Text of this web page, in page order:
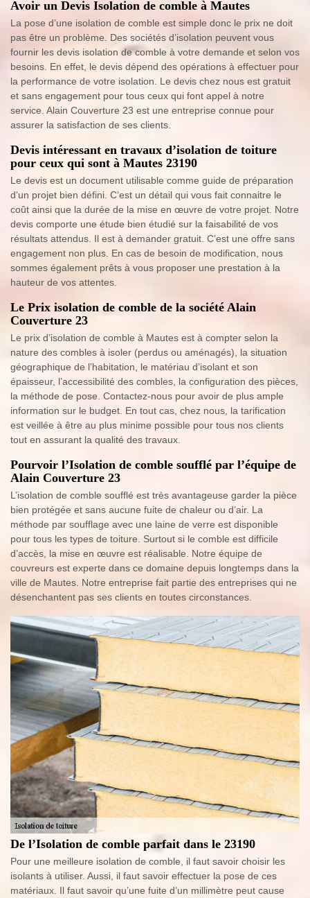
Avoir un Devis Isolation de comble à Mautes
La pose d’une isolation de comble est simple donc le prix ne doit
pas être un problème. Des sociétés d’isolation peuvent vous
fournir les devis isolation de comble à votre demande et selon vos
besoins. En effet, le devis dépend des opérations à effectuer pour
la performance de votre isolation. Le devis chez nous est gratuit
et sans engagement pour tous ceux qui font appel à notre
service. Alain Couverture 23 est une entreprise connue pour
assurer la satisfaction de ses clients.
Devis intéressant en travaux d’isolation de toiture
pour ceux qui sont à Mautes 23190
Le devis est un document utilisable comme guide de préparation
d’un projet bien défini. C’est un détail qui vous fait connaitre le
coût ainsi que la durée de la mise en œuvre de votre projet. Notre
devis comporte une étude bien étudié sur la faisabilité de vos
résultats attendus. Il est à demander gratuit. C’est une offre sans
engagement non plus. En cas de besoin de modification, nous
sommes également prêts à vous proposer une prestation à la
hauteur de vos attentes.
Le Prix isolation de comble de la société Alain
Couverture 23
Le prix d’isolation de comble à Mautes est à compter selon la
nature des combles à isoler (perdus ou aménagés), la situation
géographique de l’habitation, le matériau d’isolant et son
épaisseur, l’accessibilité des combles, la configuration des pièces,
la méthode de pose. Contactez-nous pour avoir de plus ample
information sur le budget. En tout cas, chez nous, la tarification
est veillée à être au plus minime possible pour tous nos clients
tout en assurant la qualité des travaux.
Pourvoir l’Isolation de comble soufflé par l’équipe de
Alain Couverture 23
L’isolation de comble soufflé est très avantageuse garder la pièce
bien protégée et sans aucune fuite de chaleur ou d’air. La
méthode par soufflage avec une laine de verre est disponible
pour tous les types de toiture. Surtout si le comble est difficile
d’accès, la mise en œuvre est réalisable. Notre équipe de
couvreurs est experte dans ce domaine depuis longtemps dans la
ville de Mautes. Notre entreprise fait partie des entreprises qui ne
désenchantent pas ses clients en toutes circonstances.
De l’Isolation de comble parfait dans le 23190
Pour une meilleure isolation de comble, il faut savoir choisir les
isolants à utiliser. Aussi, il faut savoir effectuer la pose de ces
matériaux. Il faut savoir qu’une fuite d’un millimètre peut cause